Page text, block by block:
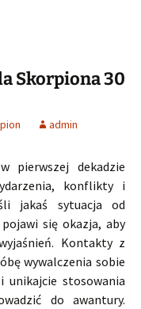
Skorpiona 30
admin
pierwszej dekadzie
konflikty i
jakaś sytuacja od
się okazja, aby
Kontakty z
wywalczenia sobie
unikajcie stosowania
do awantury.